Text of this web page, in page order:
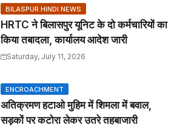
BILASPUR HINDI NEWS
HRTC ने बिलासपुर यूनिट के दो कर्मचारियों का
किया तबादला, कार्यालय आदेश जारी
Saturday, July 11, 2026
ENCROACHMENT
अतिक्रमण हटाओ मुहिम में शिमला में बवाल,
सड़कों पर कटोरा लेकर उतरे तहबाजारी